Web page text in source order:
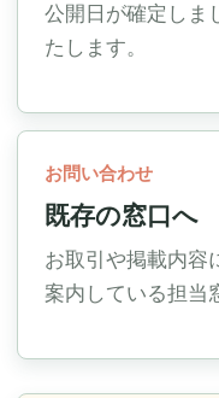
公開日が確定しま
たします。
お問い合わせ
既存の窓口へ
お取引や掲載内容
案内している担当